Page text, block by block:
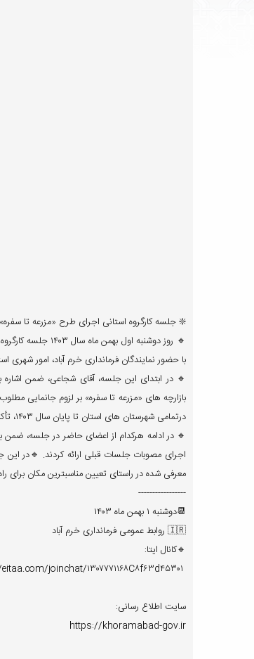
❇️ جلسه کارگروه استانی اجرای طرح «مزرعه تا
🔹 روز دوشنبه
با حضور نمایندگان فرمانداری خرم آباد، امور شهری
🔹 در ابتدای این جلسه، آقای شجاعی، ضمن
بازارچه های «مزرعه تا سفره» بر لزوم جانمایی
درتمامی شهرستان های استان تا پایان سال ۱۴۰۳، تأکید نمود.
🔹 در ادامه هرکدام از اعضای حاضر در جلسه، ضمن
اجرای مصوبات جلسات قبلی ارائه کردند. 🔹در
معرفی شده در راستای تعیین مناسبترین مکان برای
-----------------
📆دوشنبه ۱ بهمن ماه ۱۴۰۳
🇮🇷 روابط عمومی فرمانداری خرم آباد
🔹کانال ایتا:
سایت اطلاع رسانی:
https://khoramabad-gov.ir